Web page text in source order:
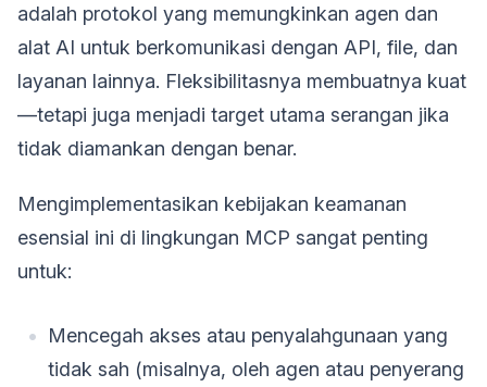
adalah protokol yang memungkinkan agen dan
alat AI untuk berkomunikasi dengan API, file, dan
layanan lainnya. Fleksibilitasnya membuatnya kuat
—tetapi juga menjadi target utama serangan jika
tidak diamankan dengan benar.
Mengimplementasikan kebijakan keamanan
esensial ini di lingkungan MCP sangat penting
untuk:
Mencegah akses atau penyalahgunaan yang
tidak sah (misalnya, oleh agen atau penyerang